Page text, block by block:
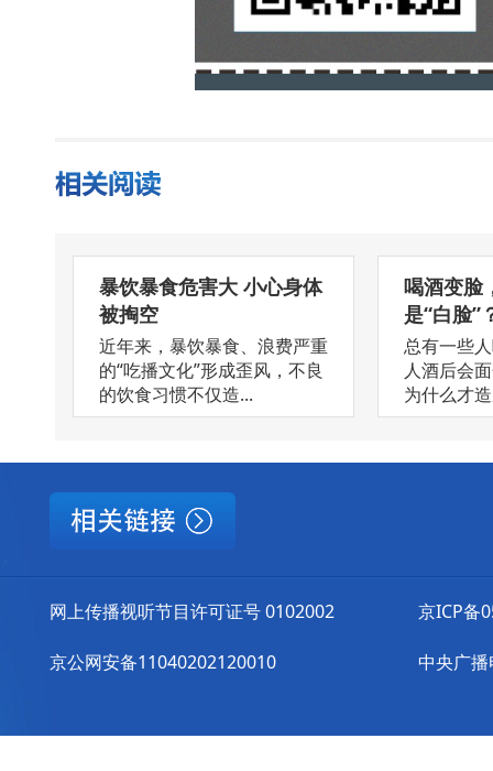
暴饮暴食危害大 小心身体
被掏空
近年来，暴饮暴食、浪费严重
的“吃播文化”形成歪风，不良
的饮食习惯不仅造...
喝酒变脸
是“白脸”
总有一些
人酒后会
为什么才
网上传播视听节目许可证号 0102002
京公网安备11040202120010
京ICP备
中央广